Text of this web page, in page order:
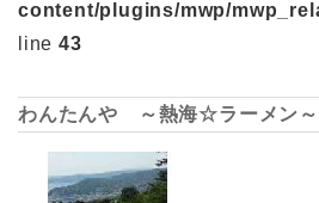
content/plugins/mwp/
line 43
わんたんや ～熱海☆ラーメン～